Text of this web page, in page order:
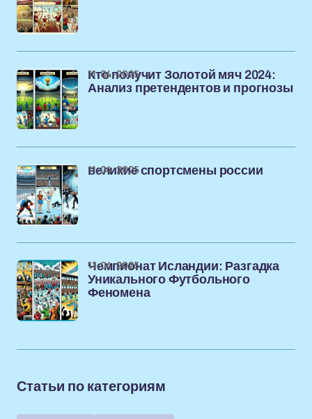
Кто получит Золотой мяч 2024:
Анализ претендентов и прогнозы
11-04-2025
великие спортсмены россии
11-04-2025
Чемпионат Исландии: Разгадка
Уникального Футбольного
Феномена
11-04-2025
Статьи по категориям